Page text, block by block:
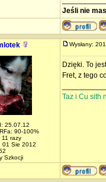
Jeśli nie
25.07.12
90-100%
11 razy
01 Sie 2012
Szkocji
Wysłany:
Dzięki. To
Fret, z tego
Taz i Cu sith